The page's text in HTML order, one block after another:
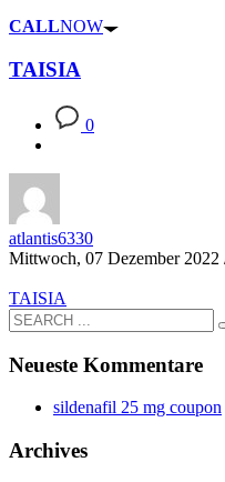
CALLNOW
TAISIA
0
atlantis6330
Mittwoch, 07 Dezember 2022
TAISIA
Neueste Kommentare
sildenafil 25 mg coupon
Archives